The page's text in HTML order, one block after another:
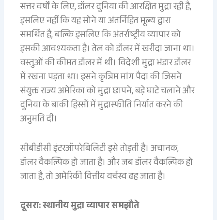
सत्तर वर्षों के लिए, डॉलर दुनिया की आरक्षित मुद्रा रही है,
इसलिए नहीं कि यह सोने या अंतर्निहित मूल्य द्वारा
समर्थित है, बल्कि इसलिए कि अंतर्राष्ट्रीय व्यापार को
इसकी आवश्यकता है। तेल को डॉलर में खरीदा जाना था।
वस्तुओं की कीमत डॉलर में थी। विदेशी मुद्रा भंडार डॉलर
में रखना पड़ता था। इसने कृत्रिम मांग पैदा की जिसने
संयुक्त राज्य अमेरिका को मुद्रा छापने, बड़े घाटे चलाने और
दुनिया के बाकी हिस्सों में मुद्रास्फीति निर्यात करने की
अनुमति दी।
सीबीडीसी इंटरऑपरेबिलिटी इसे तोड़ती है। अचानक,
डॉलर वैकल्पिक हो जाता है। और जब डॉलर वैकल्पिक हो
जाता है, तो अमेरिकी वित्तीय वर्चस्व ढह जाता है।
दूसरा: स्थानीय मुद्रा व्यापार समझौते